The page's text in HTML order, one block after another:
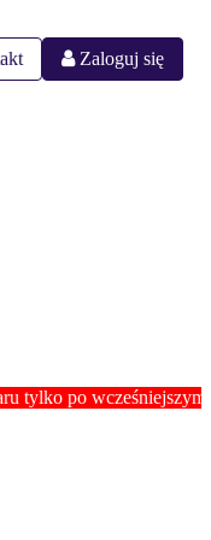
Zaloguj się
po wcześniejszym